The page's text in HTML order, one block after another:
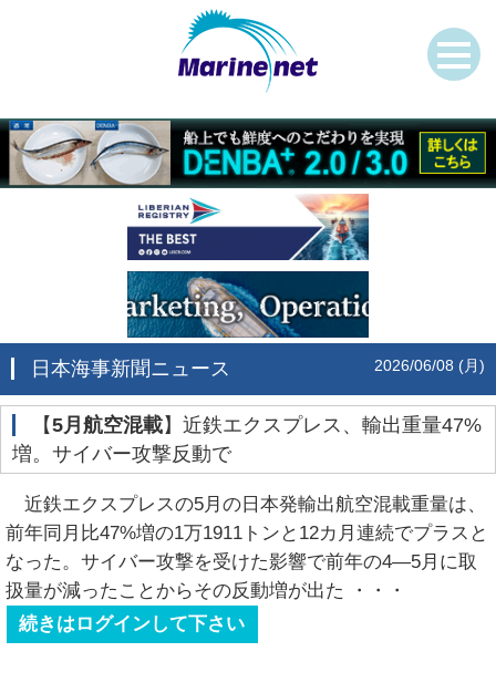
日本海事新聞ニュース 2026/06/08 (月)
‌【5月航空混載】近鉄エクスプレス、輸出重量47%
増。サイバー攻撃反動で
近鉄エクスプレスの5月の日本発輸出航空混載重量は、
前年同月比47%増の1万1911トンと12カ月連続でプラスと
なった。サイバー攻撃を受けた影響で前年の4―5月に取
扱量が減ったことからその反動増が出た
・・・
続きはログインして下さい